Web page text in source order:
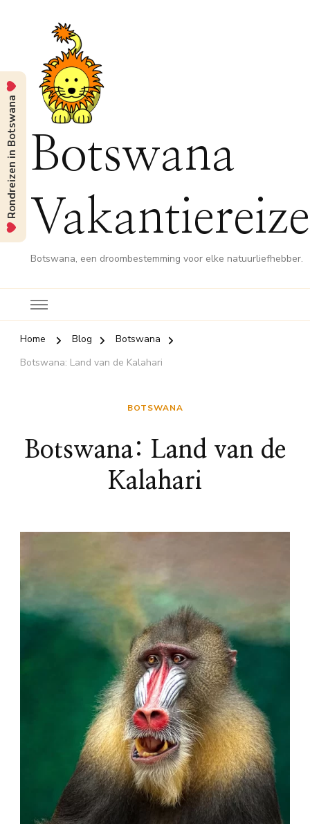
Botswana
Botswana, een droombestemming voor elke natuurliefhebber.
Home Blog
Botswana
Botswana: Land van de Kalahari
BOTSWANA
Botswana: Land van de
Kalahari
Rondreizen in Botswana